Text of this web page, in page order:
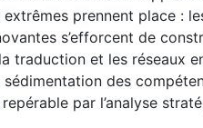
prennent place :
s’efforcent de
traduction et les réseaux
sédimentation des
par l’analyse